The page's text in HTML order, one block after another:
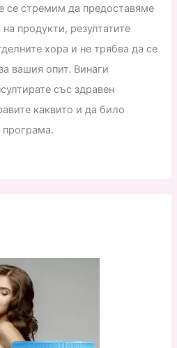
се стремим да предоставяме
продукти, резултатите
хора и не трябва да се
вашия опит. Винаги
със здравен
каквито и да било
програма.